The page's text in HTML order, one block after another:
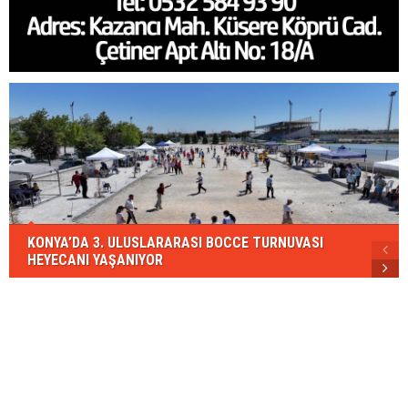
KONYA’DA 3. ULUSLARARASI BOCCE TURNUVASI
HEYECANI YAŞANIYOR